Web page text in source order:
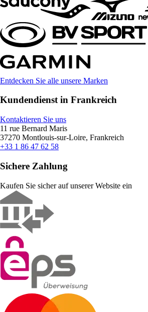
Entdecken Sie alle unsere Marken
Kundendienst in Frankreich
Kontaktieren Sie uns
11 rue Bernard Maris
37270 Montlouis-sur-Loire, Frankreich
+33 1 86 47 62 58
Sichere Zahlung
Kaufen Sie sicher auf unserer Website ein